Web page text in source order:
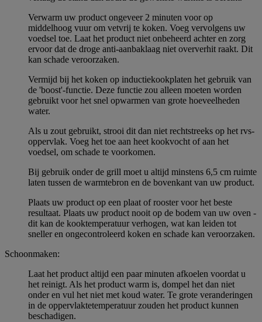
Verwarm uw product ongeveer 2 minuten voor op
middelhoog vuur om vetvrij te koken. Voeg vervolgens uw
voedsel toe. Laat het product niet onbeheerd achter en zorg
ervoor dat de droge anti-aanbaklaag niet oververhit raakt. Dit
kan schade veroorzaken.
Vermijd bij het koken op inductiekookplaten het gebruik van
de 'boost'-functie. Deze functie zou alleen moeten worden
gebruikt voor het snel opwarmen van grote hoeveelheden
water.
Als u zout gebruikt, strooi dit dan niet rechtstreeks op het rvs-
oppervlak. Voeg het toe aan heet kookvocht of aan het
voedsel, om schade te voorkomen.
Bij gebruik onder de grill moet u altijd minstens 6,5 cm ruimte
laten tussen de warmtebron en de bovenkant van uw product.
Plaats uw product op een plaat of rooster voor het beste
resultaat. Plaats uw product nooit op de bodem van uw oven -
dit kan de kooktemperatuur verhogen, wat kan leiden tot
sneller en ongecontroleerd koken en schade kan veroorzaken.
Schoonmaken:
Laat het product altijd een paar minuten afkoelen voordat u
het reinigt. Als het product warm is, dompel het dan niet
onder en vul het niet met koud water. Te grote veranderingen
in de oppervlaktetemperatuur zouden het product kunnen
beschadigen.